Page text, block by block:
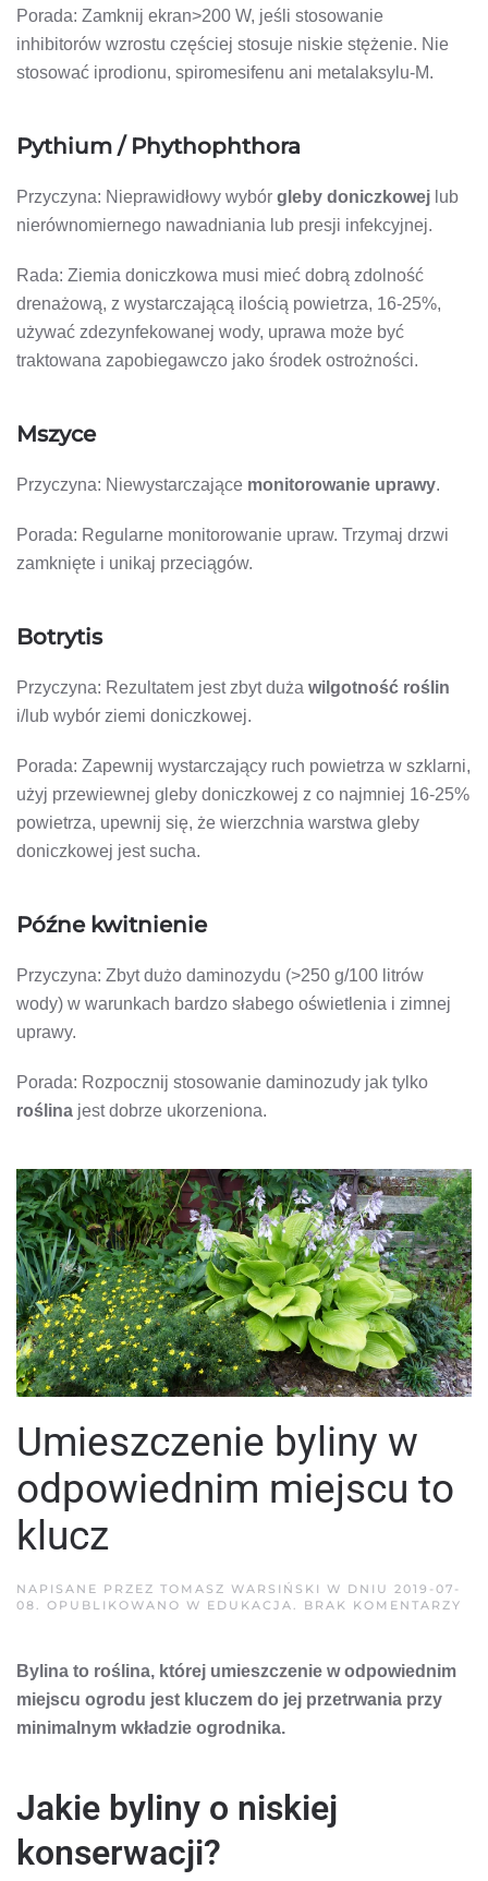
Porada: Zamknij ekran>200 W, jeśli stosowanie
inhibitorów wzrostu częściej stosuje niskie stężenie. Nie
stosować iprodionu, spiromesifenu ani metalaksylu-M.
Pythium / Phythophthora
Przyczyna: Nieprawidłowy wybór gleby doniczkowej lub
nierównomiernego nawadniania lub presji infekcyjnej.
Rada: Ziemia doniczkowa musi mieć dobrą zdolność
drenażową, z wystarczającą ilością powietrza, 16-25%,
używać zdezynfekowanej wody, uprawa może być
traktowana zapobiegawczo jako środek ostrożności.
Mszyce
Przyczyna: Niewystarczające monitorowanie uprawy.
Porada: Regularne monitorowanie upraw. Trzymaj drzwi
zamknięte i unikaj przeciągów.
Botrytis
Przyczyna: Rezultatem jest zbyt duża wilgotność roślin
i/lub wybór ziemi doniczkowej.
Porada: Zapewnij wystarczający ruch powietrza w szklarni,
użyj przewiewnej gleby doniczkowej z co najmniej 16-25%
powietrza, upewnij się, że wierzchnia warstwa gleby
doniczkowej jest sucha.
Późne kwitnienie
Przyczyna: Zbyt dużo daminozydu (>250 g/100 litrów
wody) w warunkach bardzo słabego oświetlenia i zimnej
uprawy.
Porada: Rozpocznij stosowanie daminozudy jak tylko
roślina jest dobrze ukorzeniona.
Umieszczenie byliny w
odpowiednim miejscu to
klucz
NAPISANE PRZEZ TOMASZ WARSIŃSKI W DNIU 2019-07-
08. OPUBLIKOWANO W EDUKACJA. BRAK KOMENTARZY
Bylina to roślina, której umieszczenie w odpowiednim
miejscu ogrodu jest kluczem do jej przetrwania przy
minimalnym wkładzie ogrodnika.
Jakie byliny o niskiej
konserwacji?